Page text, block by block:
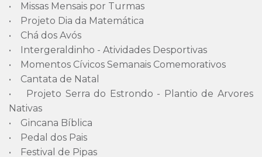
• Missas Mensais por Turmas
• Projeto Dia da Matemática
• Chá dos Avós
• Intergeraldinho - Atividades Desportivas
• Momentos Cívicos Semanais Comemorativos
• Cantata de Natal
• Projeto Serra do Estrondo - Plantio de Arvores
Nativas
• Gincana Bíblica
• Pedal dos Pais
• Festival de Pipas